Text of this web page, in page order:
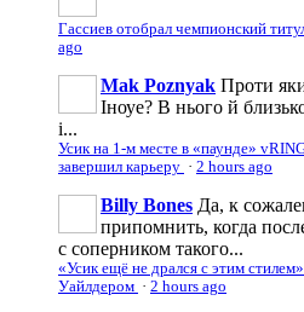
Гассиев отобрал чемпионский
ago
Mak Poznyak Проти
Іноуе? В нього й
і...
Усик на 1-м месте в «паунде»
завершил карьеру · 2 hours ago
Billy Bones Да, к
припомнить, когда
с соперником такого...
«Усик ещё не дрался с этим
Уайлдером · 2 hours ago